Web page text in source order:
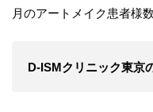
月のアートメイク患者様
D-ISMクリニック東京